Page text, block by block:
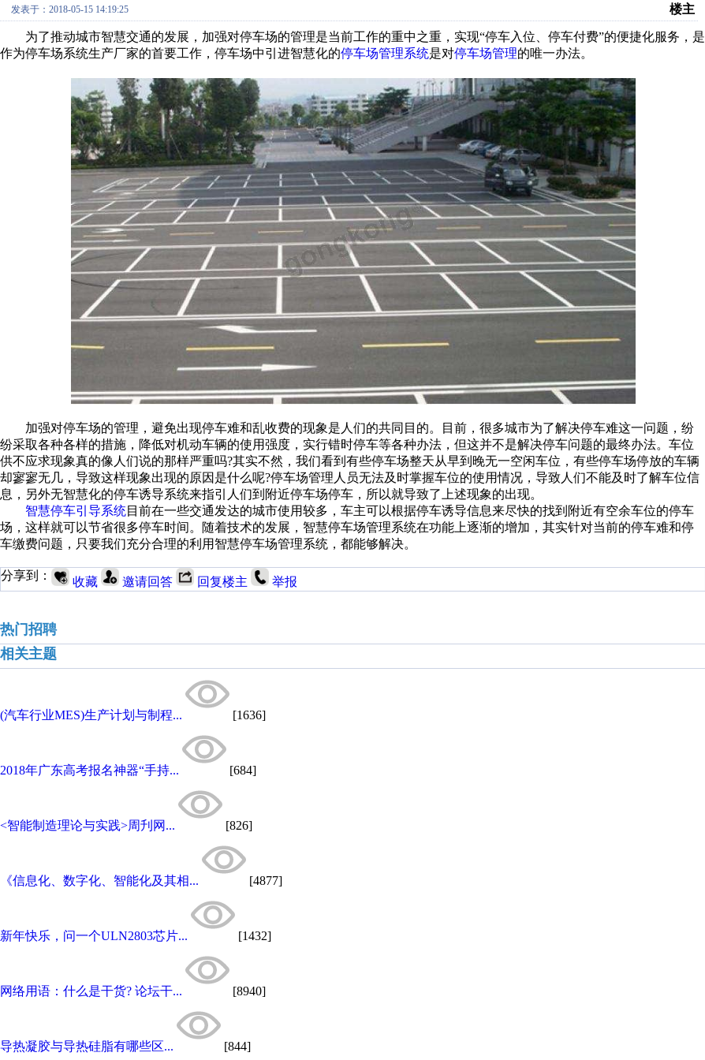
发表于：2018-05-15 14:19:25 楼主
为了推动城市智慧交通的发展，加强对停车场的管理是当前工作的重中之重，实现“停车入位、停车付费”的便捷化服务，是
作为停车场系统生产厂家的首要工作，停车场中引进智慧化的停车场管理系统是对停车场管理的唯一办法。
加强对停车场的管理，避免出现停车难和乱收费的现象是人们的共同目的。目前，很多城市为了解决停车难这一问题，纷
纷采取各种各样的措施，降低对机动车辆的使用强度，实行错时停车等各种办法，但这并不是解决停车问题的最终办法。车位
供不应求现象真的像人们说的那样严重吗?其实不然，我们看到有些停车场整天从早到晚无一空闲车位，有些停车场停放的车辆
却寥寥无几，导致这样现象出现的原因是什么呢?停车场管理人员无法及时掌握车位的使用情况，导致人们不能及时了解车位信
息，另外无智慧化的停车诱导系统来指引人们到附近停车场停车，所以就导致了上述现象的出现。
智慧停车引导系统目前在一些交通发达的城市使用较多，车主可以根据停车诱导信息来尽快的找到附近有空余车位的停车
场，这样就可以节省很多停车时间。随着技术的发展，智慧停车场管理系统在功能上逐渐的增加，其实针对当前的停车难和停
车缴费问题，只要我们充分合理的利用智慧停车场管理系统，都能够解决。
分享到： 收藏 邀请回答 回复楼主 举报
热门招聘
相关主题
(汽车行业MES)生产计划与制程... [1636]
2018年广东高考报名神器“手持... [684]
<智能制造理论与实践>周刋网... [826]
《信息化、数字化、智能化及其相... [4877]
新年快乐，问一个ULN2803芯片... [1432]
网络用语：什么是干货? 论坛干... [8940]
导热凝胶与导热硅脂有哪些区... [844]